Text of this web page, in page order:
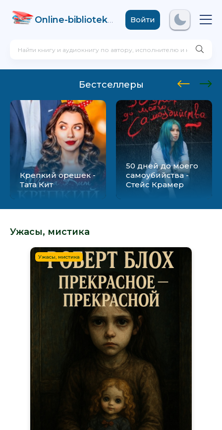
Online-biblioteka .comВойти
Бестселлеры
Крепкий орешек -
Тата Кит
50 дней до моего
самоубийства -
Стейс Крамер
Ужасы, мистика
Ужасы, мистика